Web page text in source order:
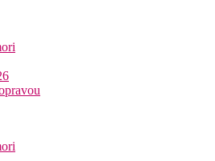
(ázijská, lokálna, medzinárodná)
športov
pieskom
zadarmo